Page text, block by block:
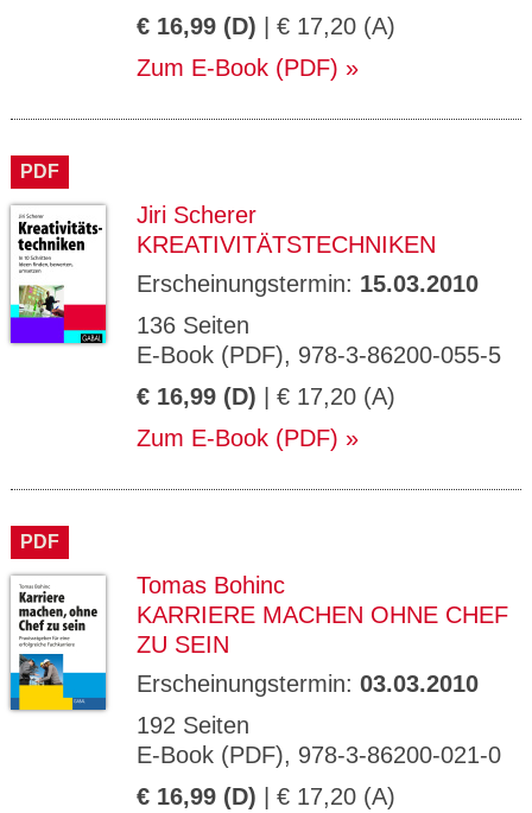
€ 16,99 (D) | € 17,20 (A)
Zum E-Book (PDF)
PDF
Jiri Scherer
KREATIVITÄTSTECHNIKEN
Erscheinungstermin: 15.03.2010
136 Seiten
E-Book (PDF), 978-3-86200-055-5
€ 16,99 (D) | € 17,20 (A)
Zum E-Book (PDF)
PDF
Tomas Bohinc
KARRIERE MACHEN OHNE CHEF
ZU SEIN
Erscheinungstermin: 03.03.2010
192 Seiten
E-Book (PDF), 978-3-86200-021-0
€ 16,99 (D) | € 17,20 (A)